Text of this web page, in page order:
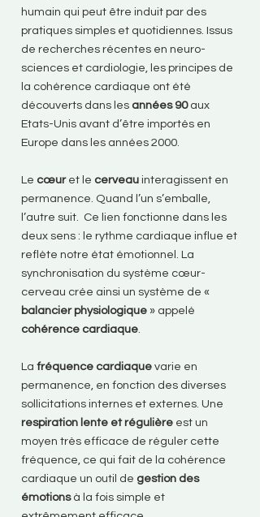
humain qui peut être induit par des
pratiques simples et quotidiennes. Issus
de recherches récentes en neuro-
sciences et cardiologie, les principes de
la cohérence cardiaque ont été
découverts dans les années 90aux
Etats-Unis avant d’être importés en
Europe dans les années 2000.
Le cœuret le cerveau interagissent en
permanence. Quand l’un s’emballe,
l’autre suit. Ce lien fonctionne dans les
deux sens : le rythme cardiaque influe et
reflète notre état émotionnel. La
synchronisation du système cœur-
cerveau crée ainsi un système de «
balancier physiologique » appelé
cohérence cardiaque.
La fréquence cardiaque varie en
permanence, en fonction des diverses
sollicitations internes et externes. Une
respiration lente et régulière est un
moyen très efficace de réguler cette
fréquence, ce qui fait de la cohérence
cardiaque un outil de gestion des
émotionsà la fois simple et